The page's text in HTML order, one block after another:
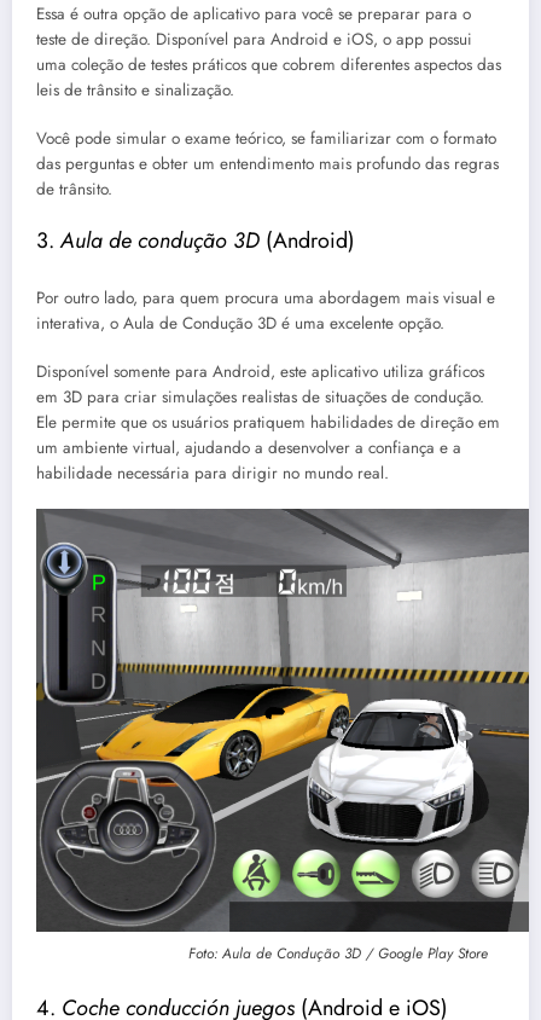
Essa é outra opção de aplicativo para você se preparar para o
teste de direção. Disponível para Android e iOS, o app possui
uma coleção de testes práticos que cobrem diferentes aspectos das
leis de trânsito e sinalização.
Você pode simular o exame teórico, se familiarizar com o formato
das perguntas e obter um entendimento mais profundo das regras
de trânsito.
3.Aula de condução 3D (Android)
Por outro lado, para quem procura uma abordagem mais visual e
interativa, o Aula de Condução 3D é uma excelente opção.
Disponível somente para Android, este aplicativo utiliza gráficos
em 3D para criar simulações realistas de situações de condução.
Ele permite que os usuários pratiquem habilidades de direção em
um ambiente virtual, ajudando a desenvolver a confiança e a
habilidade necessária para dirigir no mundo real.
Foto: Aula de Condução 3D / Google Play Store
4. Coche conducción juegos (Android e iOS)